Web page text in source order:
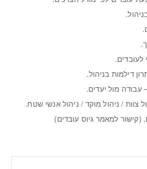
דילמות בניהול.
עבודה מול יעדים.
צוות / ניהול מוקד / ניהול אנשי שטח.
(קישור למאמר גיוס עובדים)